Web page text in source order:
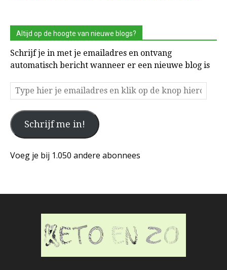
Altijd op de hoogte van nieuwe blogs?
Schrijf je in met je emailadres en ontvang
automatisch bericht wanneer er een nieuwe blog is
Type
hier
je
emailadres
en
op
hieronder
Schrijf me in!
Voeg je bij 1.050 andere abonnees